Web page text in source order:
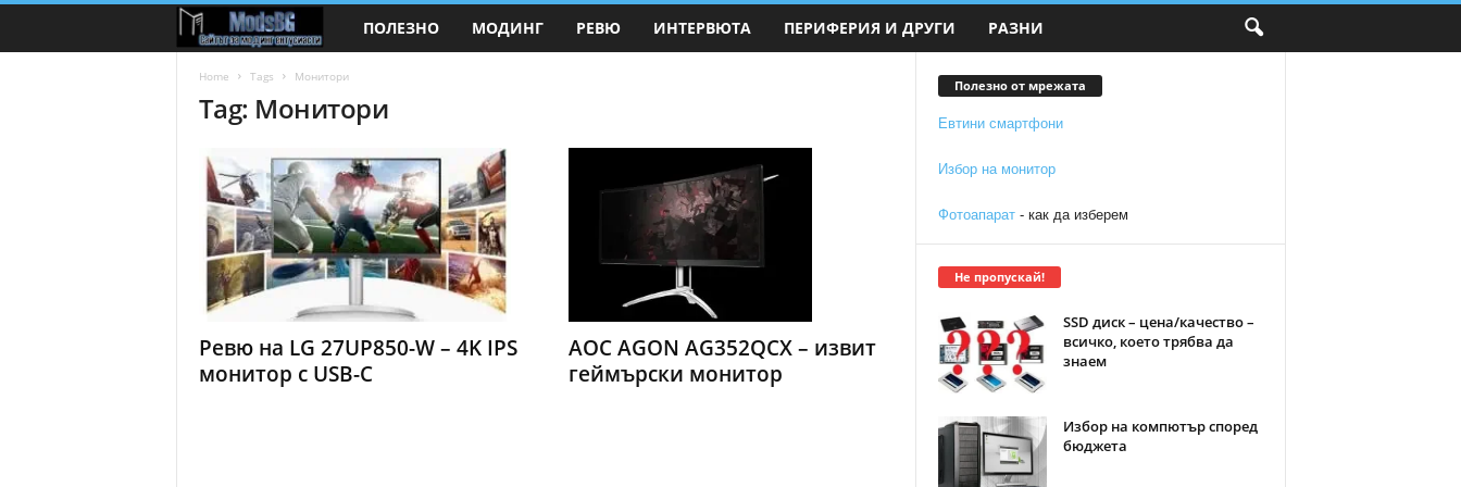
o
d
s
B
G
.
ПОЛЕЗНО МОДИНГ РЕВЮ ИНТЕРВЮТА ПЕРИФЕРИЯ И ДРУГИ РАЗНИ
Home Tags Монитори
Tag: Монитори
Ревю на LG 27UP850-W – 4K IPS
монитор с USB-C
AOC AGON AG352QCX – извит
геймърски монитор
Полезно от мрежата
Евтини смартфони
Избор на монитор
Фотоапарат- как да изберем
Не пропускай!
SSD диск – цена/качество –
всичко, което трябва да
знаем
Избор на компютър според
бюджета